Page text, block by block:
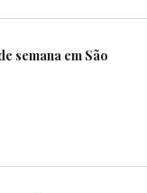
semana em São